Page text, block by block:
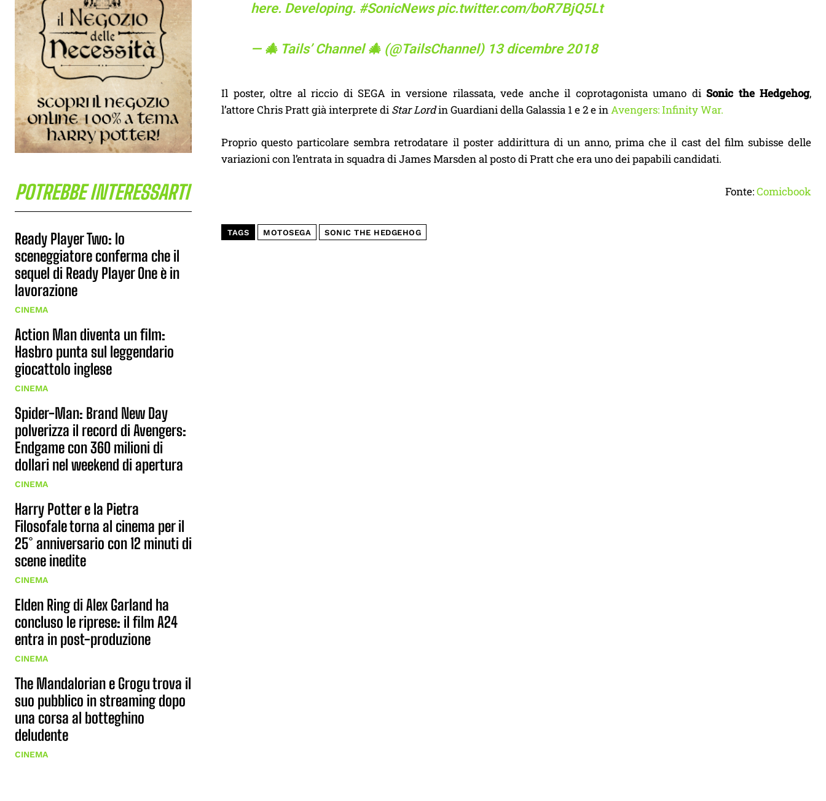
POTREBBE INTERESSARTI
Ready Player Two: lo
sceneggiatore conferma che il
sequel di Ready Player One è in
lavorazione
CINEMA
Action Man diventa un film:
Hasbro punta sul leggendario
giocattolo inglese
CINEMA
Spider-Man: Brand New Day
polverizza il record di Avengers:
Endgame con 360 milioni di
dollari nel weekend di apertura
CINEMA
Harry Potter e la Pietra
Filosofale torna al cinema per il
25° anniversario con 12 minuti di
scene inedite
CINEMA
Elden Ring di Alex Garland ha
concluso le riprese: il film A24
entra in post-produzione
CINEMA
The Mandalorian e Grogu trova il
suo pubblico in streaming dopo
una corsa al botteghino
deludente
CINEMA
here. Developing. #SonicNews pic.twitter.com/boR7BjQ5Lt
— 🎄 Tails’ Channel 🎄 (@TailsChannel) 13 dicembre 2018
Il poster, oltre al riccio di SEGA in versione rilassata, vede anche il coprotagonista umano di Sonic the Hedgehog,
l’attore Chris Pratt già interprete di Star Lordin Guardiani della Galassia 1 e 2 e inAvengers: Infinity War.
Proprio questo particolare sembra retrodatare il poster addirittura di un anno, prima che il cast del film subisse delle
variazioni con l’entrata in squadra di James Marsden al posto di Pratt che era uno dei papabili candidati.
Fonte:Comicbook
TAGS MOTOSEGA SONIC THE HEDGEHOG